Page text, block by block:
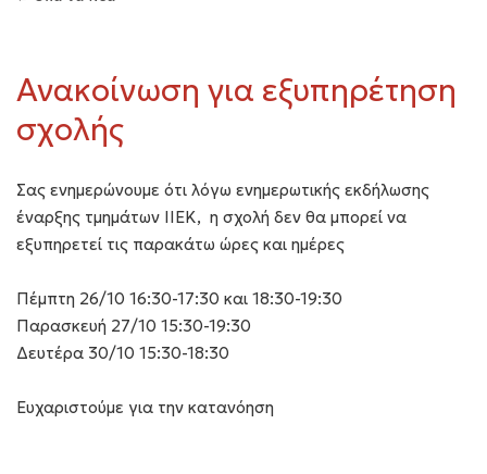
Ανακοίνωση για εξυπηρέτηση
σχολής
Σας ενημερώνουμε ότι λόγω ενημερωτικής εκδήλωσης
έναρξης τμημάτων ΙΙΕΚ, η σχολή δεν θα μπορεί να
εξυπηρετεί τις παρακάτω ώρες και ημέρες
Πέμπτη 26/10 16:30-17:30 και 18:30-19:30
Παρασκευή 27/10 15:30-19:30
Δευτέρα 30/10 15:30-18:30
Ευχαριστούμε για την κατανόηση